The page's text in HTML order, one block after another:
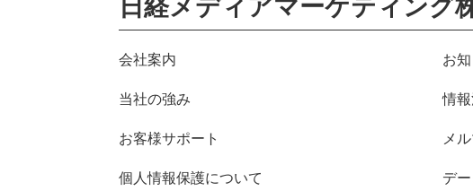
会社案内 お
当社の強み
情
お客様サポート
メ
個人情報保護について
デ